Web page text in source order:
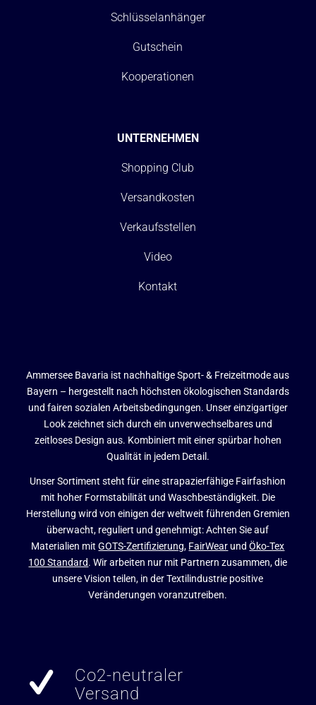
Schlüsselanhänger
Gutschein
Kooperationen
UNTERNEHMEN
Shopping Club
Versandkosten
Verkaufsstellen
Video
Kontakt
Ammersee Bavaria ist nachhaltige Sport- & Freizeitmode aus
Bayern – hergestellt nach höchsten ökologischen Standards
und fairen sozialen Arbeitsbedingungen. Unser einzigartiger
Look zeichnet sich durch ein unverwechselbares und
zeitloses Design aus. Kombiniert mit einer spürbar hohen
Qualität in jedem Detail.
Unser Sortiment steht für eine strapazierfähige Fairfashion
mit hoher Formstabilität und Waschbeständigkeit. Die
Herstellung wird von einigen der weltweit führenden Gremien
überwacht, reguliert und genehmigt: Achten Sie auf
Materialien mitGOTS-Zertifizierung, FairWear undÖko-Tex
100 Standard. Wir arbeiten nur mit Partnern zusammen, die
unsere Vision teilen, in der Textilindustrie positive
Veränderungen voranzutreiben.
Co2-neutraler
Versand